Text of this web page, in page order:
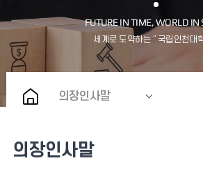
의장인사말
의장인사말